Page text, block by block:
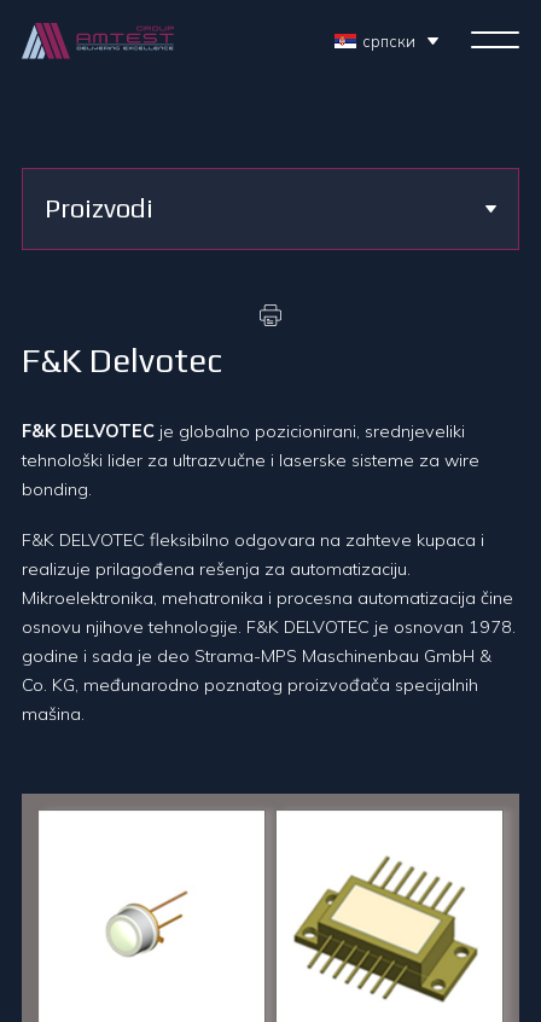
српски
Proizvodi
F&K Delvotec
F&K DELVOTEC je globalno pozicionirani, srednjeveliki
tehnološki lider za ultrazvučne i laserske sisteme za wire
bonding.
F&K DELVOTEC fleksibilno odgovara na zahteve kupaca i
realizuje prilagođena rešenja za automatizaciju.
Mikroelektronika, mehatronika i procesna automatizacija čine
osnovu njihove tehnologije. F&K DELVOTEC je osnovan 1978.
godine i sada je deo Strama-MPS Maschinenbau GmbH &
Co. KG, međunarodno poznatog proizvođača specijalnih
mašina.